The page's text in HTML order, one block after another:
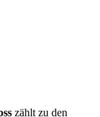
zählt zu den